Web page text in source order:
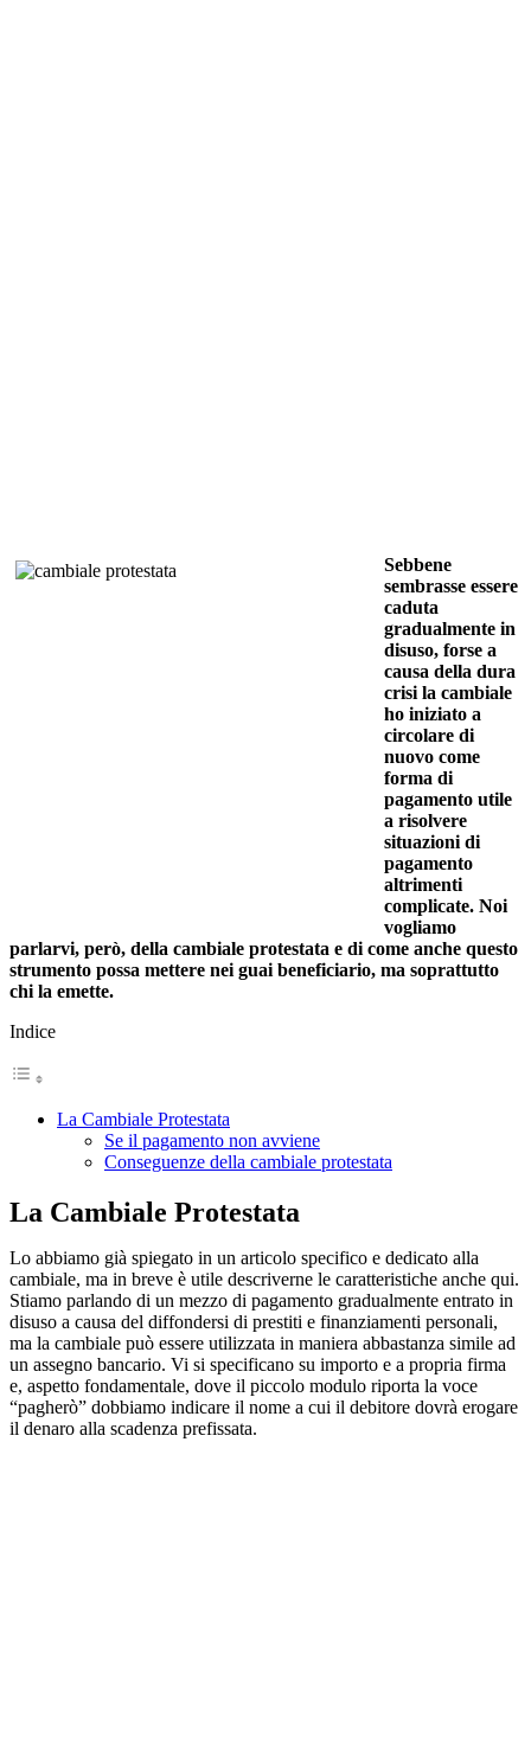
Sebbene
sembrasse essere
caduta
gradualmente in
disuso, forse a
causa della dura
crisi la cambiale
ho iniziato a
circolare di
nuovo come
forma di
pagamento utile
a risolvere
situazioni di
pagamento
altrimenti
complicate. Noi
vogliamo
parlarvi, però, della cambiale protestata e di come anche questo
strumento possa mettere nei guai beneficiario, ma soprattutto
chi la emette.
Indice
La Cambiale Protestata
Se il pagamento non avviene
Conseguenze della cambiale protestata
La Cambiale Protestata
Lo abbiamo già spiegato in un articolo specifico e dedicato alla
cambiale, ma in breve è utile descriverne le caratteristiche anche qui.
Stiamo parlando di un mezzo di pagamento gradualmente entrato in
disuso a causa del diffondersi di prestiti e finanziamenti personali,
ma la cambiale può essere utilizzata in maniera abbastanza simile ad
un assegno bancario. Vi si specificano su importo e a propria firma
e, aspetto fondamentale, dove il piccolo modulo riporta la voce
“pagherò” dobbiamo indicare il nome a cui il debitore dovrà erogare
il denaro alla scadenza prefissata.